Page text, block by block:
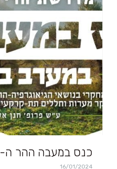
כנס במעבה ההר ה-14
16/01/2024